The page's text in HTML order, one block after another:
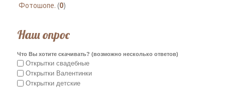
Фотошопе. (0)
Наш опрос
Что Вы хотите скачивать? (возможно несколько ответов)
Открытки свадебные
Открытки Валентинки
Открытки детские